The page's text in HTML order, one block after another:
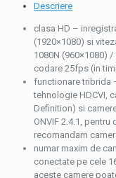
Descriere
clasa HD –
(1920×1080) si
1080N (960×1080)
codare 25fps (in
functionare tribrida
tehnologie HDCVI,
Definition) si
ONVIF 2.4.1,
recomandam
numar maxim de
conectate pe cele
aceste camere